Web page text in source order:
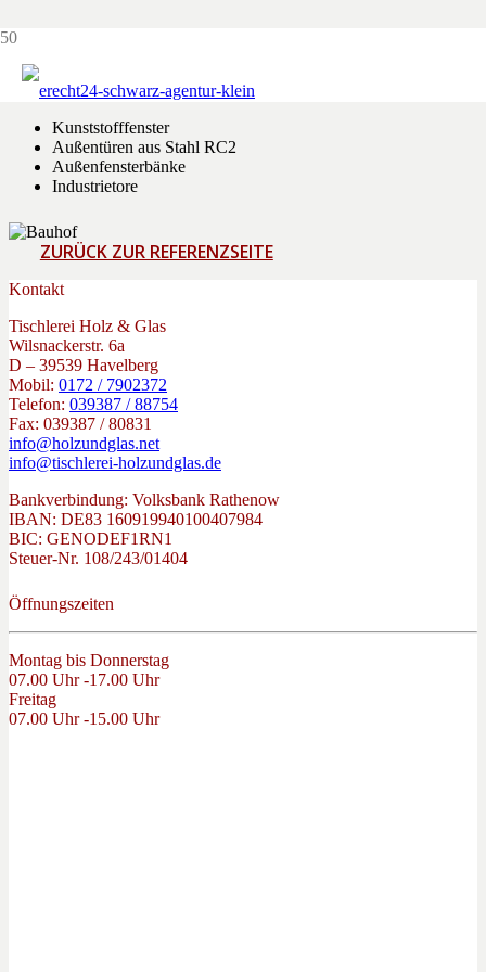
Bauhof
Leistungen
Kunststofffenster
Außentüren aus Stahl RC2
Außenfensterbänke
Industrietore
ZURÜCK ZUR REFERENZSEITE
Kontakt
Tischlerei Holz & Glas
Wilsnackerstr. 6a
D – 39539 Havelberg
Mobil: 0172 / 7902372
Telefon: 039387 / 88754
Fax: 039387 / 80831
info@holzundglas.net
info@tischlerei-holzundglas.de
Bankverbindung: Volksbank Rathenow
IBAN: DE83 160919940100407984
BIC: GENODEF1RN1
Steuer-Nr. 108/243/01404
Öffnungszeiten
Montag bis Donnerstag
07.00 Uhr -17.00 Uhr
Freitag
07.00 Uhr -15.00 Uhr